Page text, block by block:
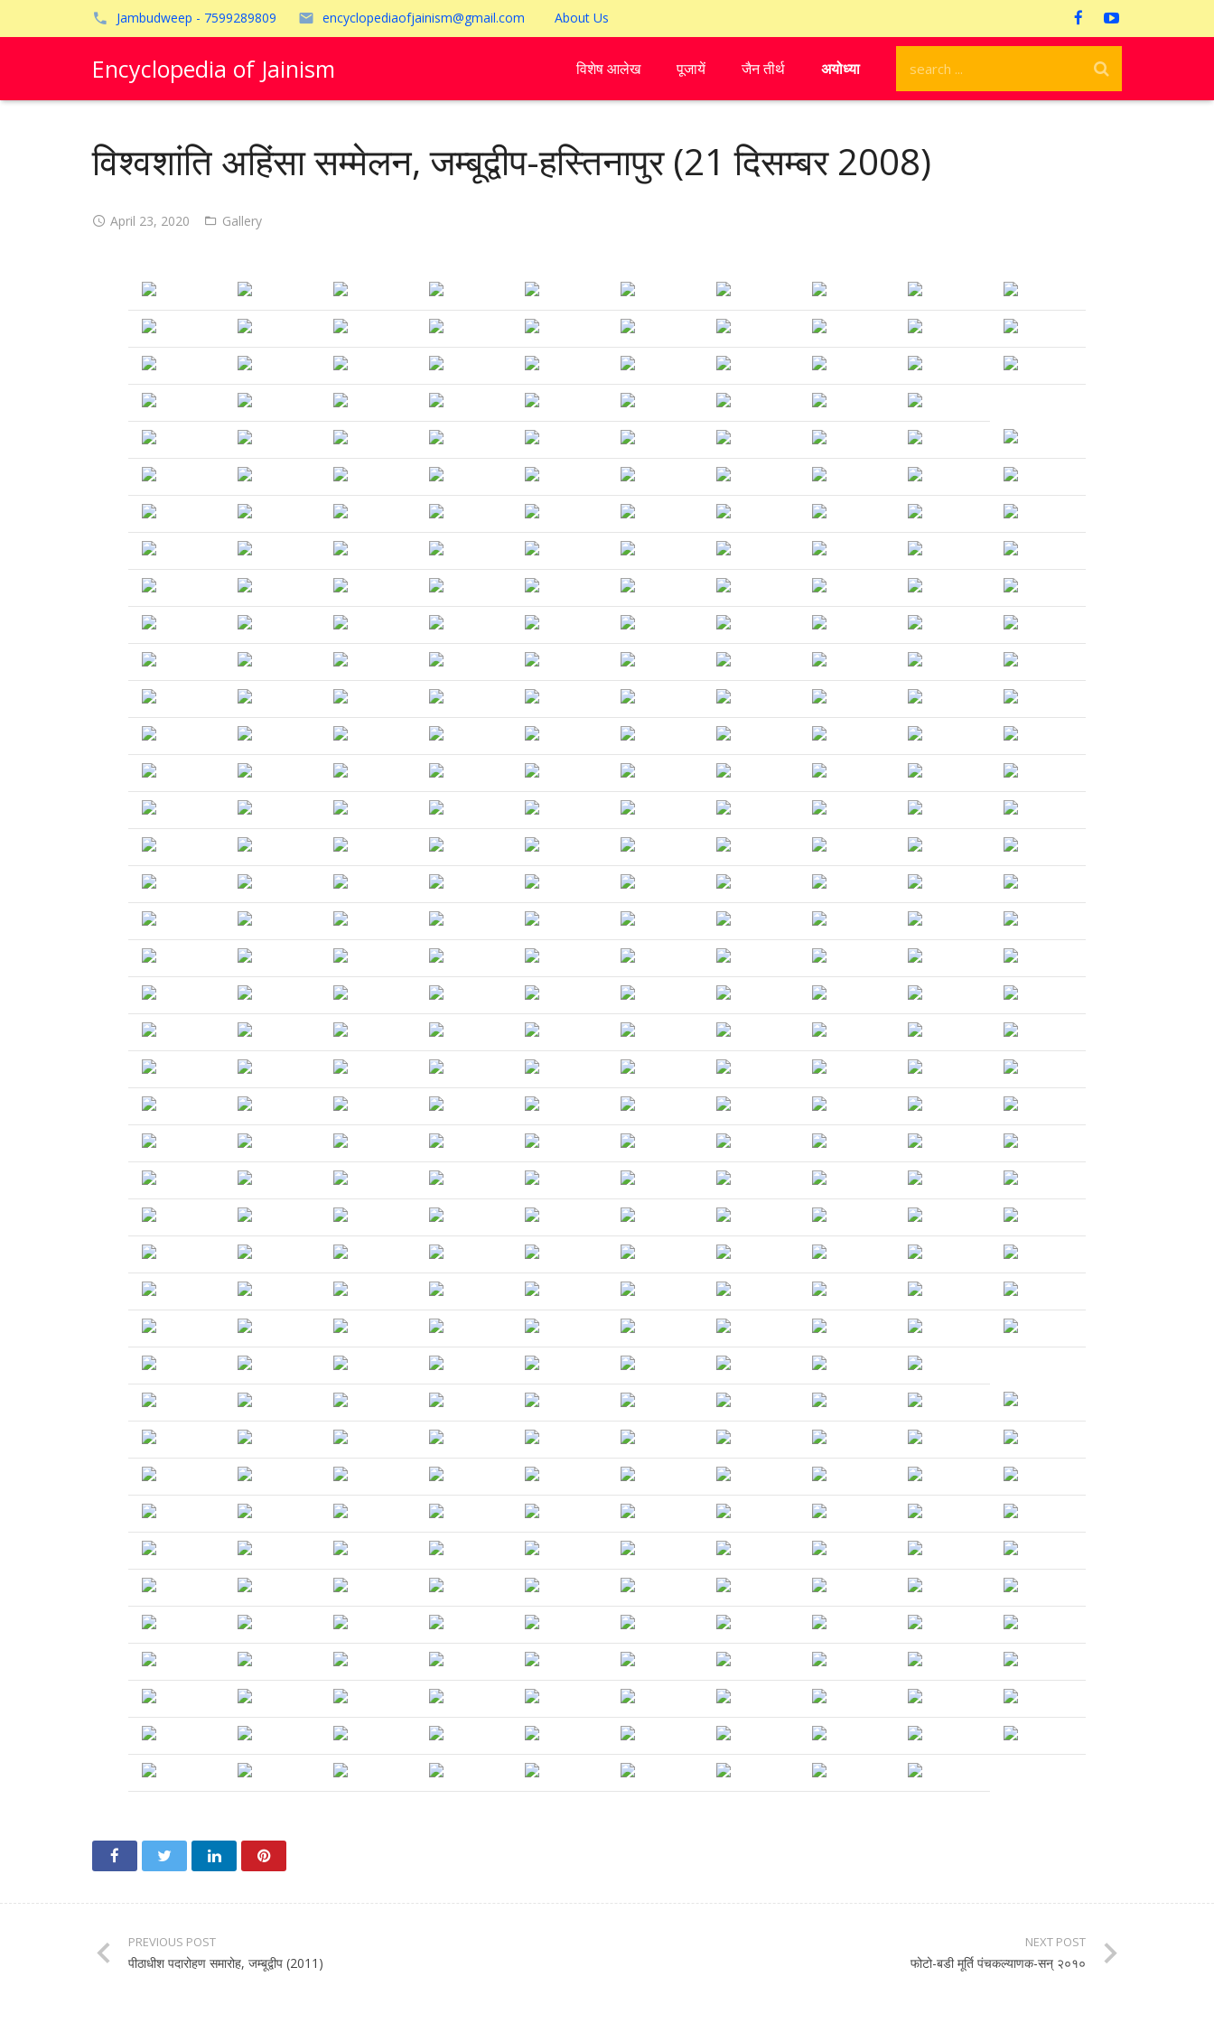
Jambudweep - 7599289809 encyclopediaofjainism@gmail.com About Us
Encyclopedia of Jainism विशेष आलेख पूजायें जैन तीर्थ अयोध्या
विश्वशांति अहिंसा सम्मेलन, जम्बूद्वीप-हस्तिनापुर (21 दिसम्बर 2008)
April 23, 2020 Gallery
PREVIOUS POST
पीठाधीश पदारोहण समारोह, जम्बूद्वीप (2011)
NEXT POST
फोटो-बडी मूर्ति पंचकल्याणक-सन् २०१०